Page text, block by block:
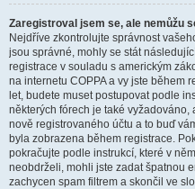
Zaregistroval jsem se, ale nemůžu
Nejdříve zkontrolujte správnost
jsou správné, mohly se stát
registrace v souladu s americkým
na internetu COPPA a vy jste během
let, budete muset postupovat podle
některých fórech je také
nově registrovaného účtu a to buď
byla zobrazena během registrace.
pokračujte podle instrukcí, které v
neobdrželi, mohli jste zadat špatnou
zachycen spam filtrem a skončil ve